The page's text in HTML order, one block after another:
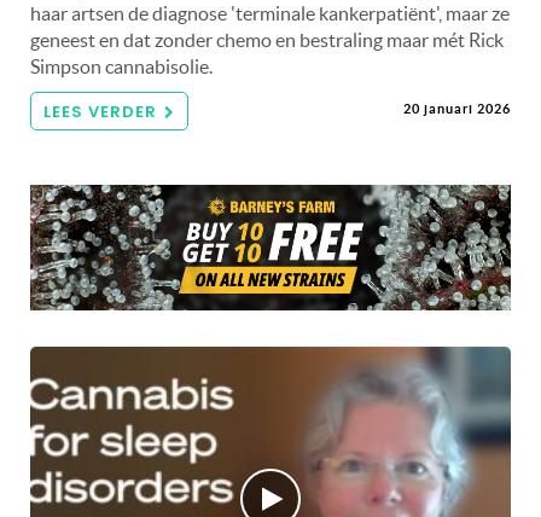
haar artsen de diagnose 'terminale kankerpatiënt', maar ze
geneest en dat zonder chemo en bestraling maar mét Rick
Simpson cannabisolie.
LEES VERDER 20 januari 2026